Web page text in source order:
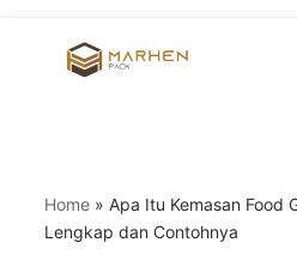
Home »Apa Itu Kemasan Food
Lengkap dan Contohnya